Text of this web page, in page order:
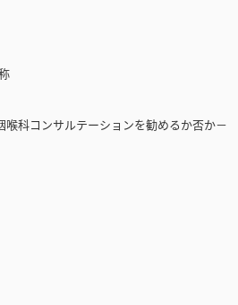
科コンサルテーションを勧めるか否か－